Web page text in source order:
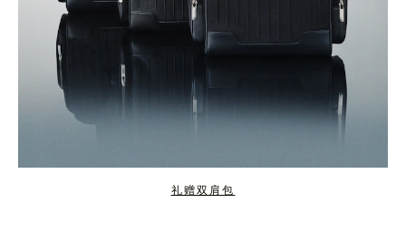
礼赠双肩包